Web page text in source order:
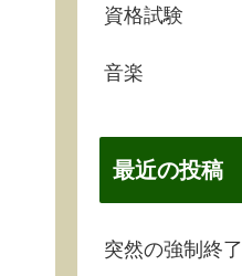
資格試験
音楽
最近の投稿
突然の強制終了